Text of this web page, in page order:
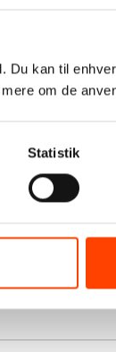
Du kan til
om de
Statistik
er et stort